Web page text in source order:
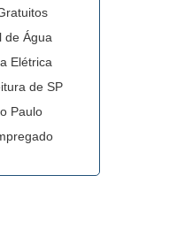
de Água
Elétrica
de SP
Paulo